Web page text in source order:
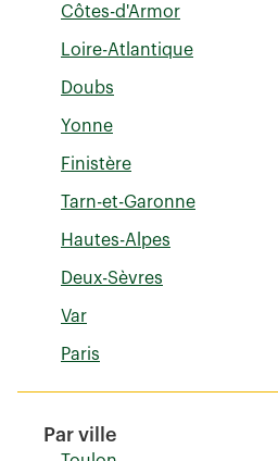
Côtes-d'Armor
Loire-Atlantique
Doubs
Yonne
Finistère
Tarn-et-Garonne
Hautes-Alpes
Deux-Sèvres
Var
Paris
Par ville